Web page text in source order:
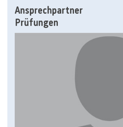
Ansprechpartner
Prüfungen